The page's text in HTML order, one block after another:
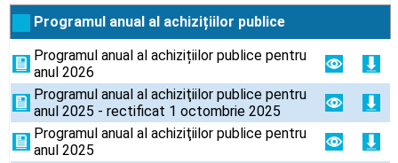
Programul anual al achizițiilor publice
Programul anual al achizițiilor publice pentru
anul 2026
Programul anual al achiziţiilor publice pentru
anul 2025 - rectificat 1 octombrie 2025
Programul anual al achiziţiilor publice pentru
anul 2025